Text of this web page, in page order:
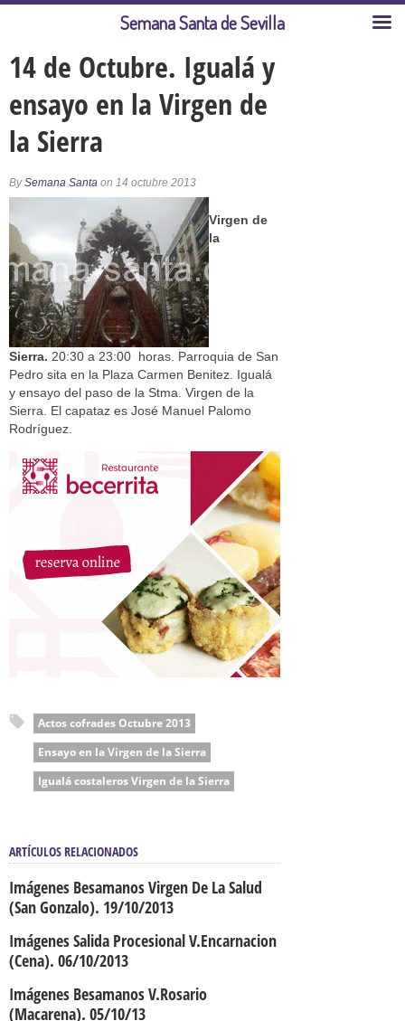
14 de Octubre. Igualá y
ensayo en la Virgen de
la Sierra
BySemana Santa on 14 octubre 2013
Virgen de
la
Sierra. 20:30 a 23:00 horas. Parroquia de San
Pedro sita en la Plaza Carmen Benitez. Igualá
y ensayo del paso de la Stma. Virgen de la
Sierra. El capataz es José Manuel Palomo
Rodríguez.
Actos cofrades Octubre 2013
Ensayo en la Virgen de la Sierra
Igualá costaleros Virgen de la Sierra
ARTÍCULOS RELACIONADOS
Imágenes Besamanos Virgen De La Salud
(San Gonzalo). 19/10/2013
Imágenes Salida Procesional V.Encarnacion
(Cena). 06/10/2013
Imágenes Besamanos V.Rosario
(Macarena). 05/10/13
Semana Santa de Sevilla